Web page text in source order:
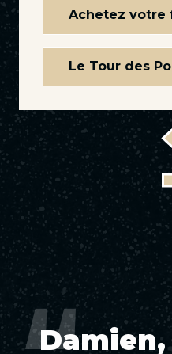
Achetez votre
Le Tour des